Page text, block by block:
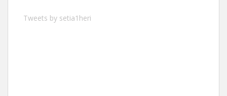
Tweets by setia1heri